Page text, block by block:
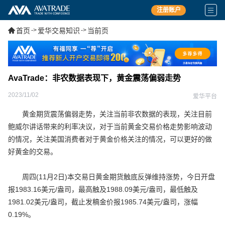
注册账户
首页 -> 爱华交易知识 -> 当前页
AvaTrade：非农数据表现下，黄金震荡偏弱走势
2023/11/02 爱华平台
黄金期货震荡偏弱走势，关注当前非农数据的表现，关注目前
鲍威尔讲话带来的利率决议，对于当前黄金交易价格走势影响波动
的情况，关注美国消费者对于黄金价格关注的情况，可以更好的做
好黄金的交易。
周四(11月2日)本交易日黄金期货触底反弹维持涨势，今日开盘
报1983.16美元/盎司，最高触及1988.09美元/盎司，最低触及
1981.02美元/盎司，截止发稿金价报1985.74美元/盎司，涨幅
0.19%。